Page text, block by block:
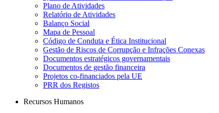
Plano de Atividades
Relatório de Atividades
Balanço Social
Mapa de Pessoal
Código de Conduta e Ética Institucional
Gestão de Riscos de Corrupção e Infrações Conexas
Documentos estratégicos governamentais
Documentos de gestão financeira
Projetos co-financiados pela UE
PRR dos Registos
Recursos Humanos